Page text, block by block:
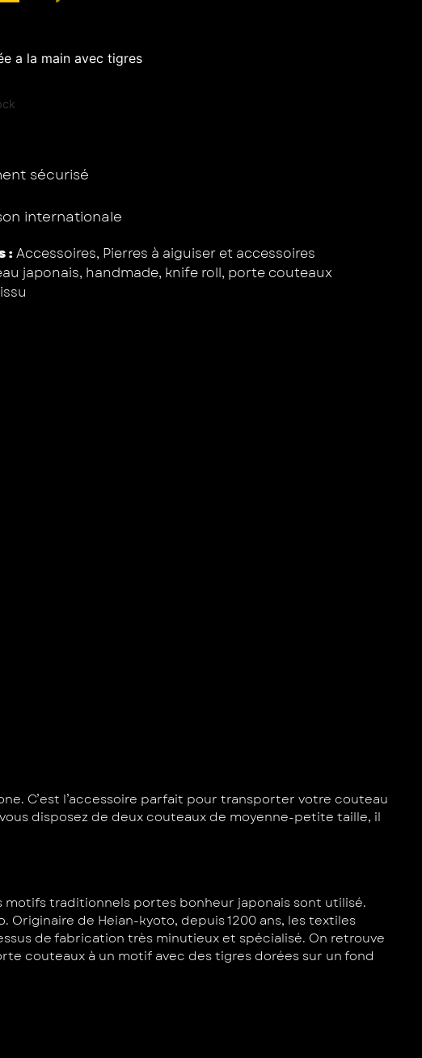
a la main avec tigres
sécurisé
internationale
:Accessoires, Pierres à aiguiser et accessoires
japonais, handmade, knife roll, porte couteaux
C’est l’accessoire parfait pour transporter votre couteau
disposez de deux couteaux de moyenne-petite taille, il
traditionnels portes bonheur japonais sont utilisé.
de Heian-kyoto, depuis 1200 ans, les textiles
de fabrication très minutieux et spécialisé. On retrouve
couteaux à un motif avec des tigres dorées sur un fond